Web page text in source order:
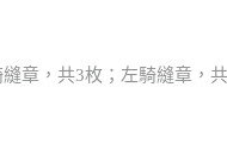
章，共3枚；左騎縫章，